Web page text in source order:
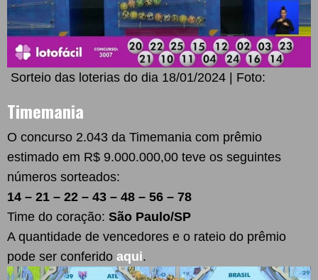
Sorteio das loterias do dia 18/01/2024 | Foto:
Timemania
O concurso 2.043 da Timemania com prêmio
estimado em R$ 9.000.000,00 teve os seguintes
números sorteados:
14 – 21 – 22 – 43 – 48 – 56 – 78
Time do coração: São Paulo/SP
A quantidade de vencedores e o rateio do prêmio
pode ser conferido aqui.